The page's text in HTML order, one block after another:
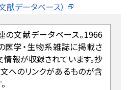
データベース）
の文献データベース。1966
医学・生物系雑誌に掲載さ
報が収録されています。抄
へのリンクがあるものが含